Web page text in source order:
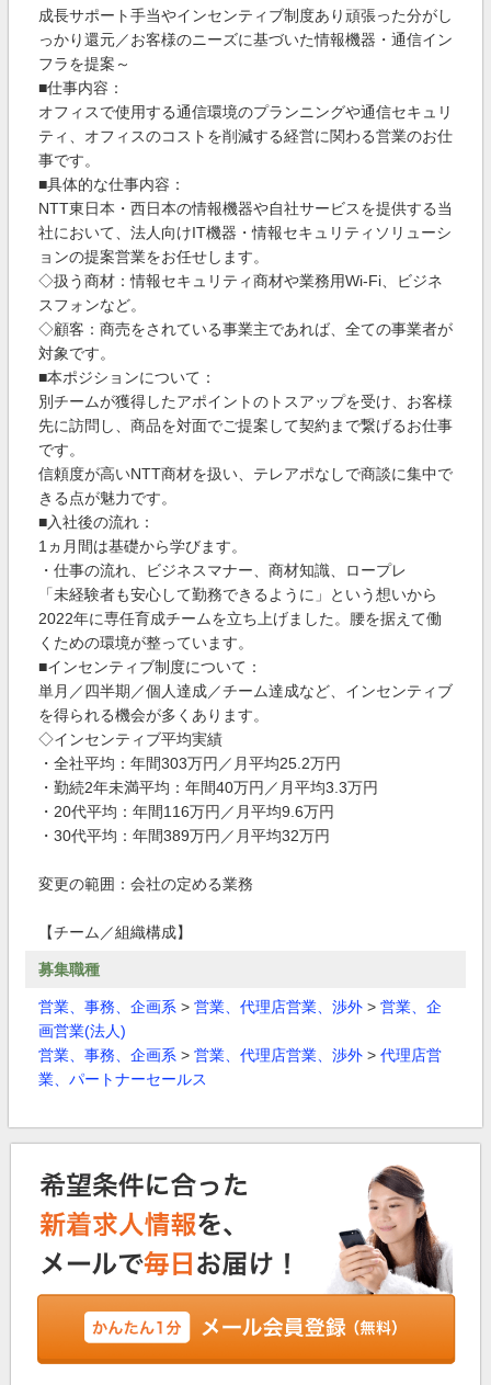
成長サポート手当やインセンティブ制度あり頑張った分がし
っかり還元／お客様のニーズに基づいた情報機器・通信イン
フラを提案～
■仕事内容：
オフィスで使用する通信環境のプランニングや通信セキュリ
ティ、オフィスのコストを削減する経営に関わる営業のお仕
事です。
■具体的な仕事内容：
NTT東日本・西日本の情報機器や自社サービスを提供する当
社において、法人向けIT機器・情報セキュリティソリューシ
ョンの提案営業をお任せします。
◇扱う商材：情報セキュリティ商材や業務用Wi-Fi、ビジネ
スフォンなど。
◇顧客：商売をされている事業主であれば、全ての事業者が
対象です。
■本ポジションについて：
別チームが獲得したアポイントのトスアップを受け、お客様
先に訪問し、商品を対面でご提案して契約まで繋げるお仕事
です。
信頼度が高いNTT商材を扱い、テレアポなしで商談に集中で
きる点が魅力です。
■入社後の流れ：
1ヵ月間は基礎から学びます。
・仕事の流れ、ビジネスマナー、商材知識、ロープレ
「未経験者も安心して勤務できるように」という想いから
2022年に専任育成チームを立ち上げました。腰を据えて働
くための環境が整っています。
■インセンティブ制度について：
単月／四半期／個人達成／チーム達成など、インセンティブ
を得られる機会が多くあります。
◇インセンティブ平均実績
・全社平均：年間303万円／月平均25.2万円
・勤続2年未満平均：年間40万円／月平均3.3万円
・20代平均：年間116万円／月平均9.6万円
・30代平均：年間389万円／月平均32万円
変更の範囲：会社の定める業務
【チーム／組織構成】
募集職種
営業、事務、企画系 > 営業、代理店営業、渉外 > 営業、企
画営業(法人)
営業、事務、企画系 > 営業、代理店営業、渉外 > 代理店営
業、パートナーセールス